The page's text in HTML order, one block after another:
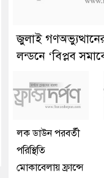
জুলাই
লন্ডনে ‘বিপ্লব
লক ডাউন পরবর্তী
পরিস্থিতি
মোকাবেলায় ফ্রান্সে